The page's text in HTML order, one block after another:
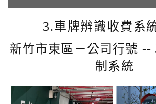
1.人臉辨識系統實績
2.電動柵欄機系列實績
3.車牌辨識收費系統實績
4.車牌辨識收費系統-客製化實績
3.車牌辨識收費系
新竹市東區－公司行號 --
制系統